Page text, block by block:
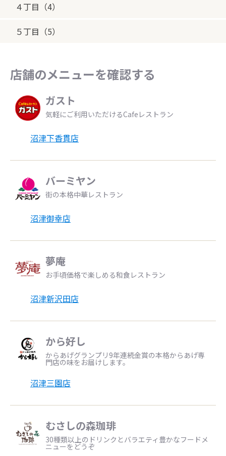
４丁目（4）
５丁目（5）
店舗のメニューを確認する
ガスト
気軽にご利用いただけるCafeレストラン
沼津下香貫店
バーミヤン
街の本格中華レストラン
沼津御幸店
夢庵
お手頃価格で楽しめる和食レストラン
沼津新沢田店
から好し
からあげグランプリ9年連続金賞の本格からあげ専
門店の味をお届けします。
沼津三園店
むさしの森珈琲
30種類以上のドリンクとバラエティ豊かなフードメ
ニューをどうぞ